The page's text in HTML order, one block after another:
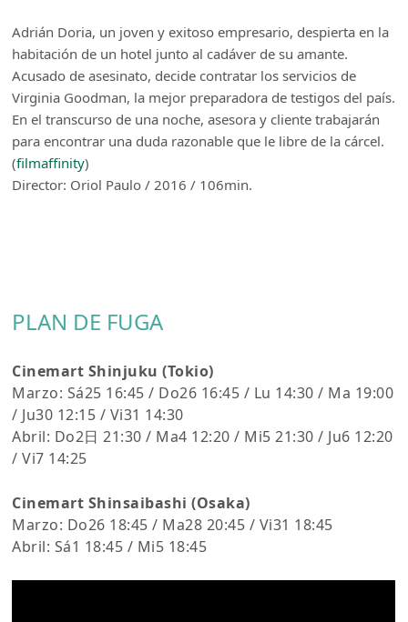
Adrián Doria, un joven y exitoso empresario, despierta en la
habitación de un hotel junto al cadáver de su amante.
Acusado de asesinato, decide contratar los servicios de
Virginia Goodman, la mejor preparadora de testigos del país.
En el transcurso de una noche, asesora y cliente trabajarán
para encontrar una duda razonable que le libre de la cárcel.
(filmaffinity)
Director: Oriol Paulo / 2016 / 106min.
PLAN DE FUGA
Cinemart Shinjuku (Tokio)
Marzo: Sá25 16:45 / Do26 16:45 / Lu 14:30 / Ma 19:00
/ Ju30 12:15 / Vi31 14:30
Abril: Do2日 21:30 / Ma4 12:20 / Mi5 21:30 / Ju6 12:20
/ Vi7 14:25
Cinemart Shinsaibashi (Osaka)
Marzo: Do26 18:45 / Ma28 20:45 / Vi31 18:45
Abril: Sá1 18:45 / Mi5 18:45